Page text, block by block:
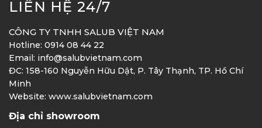
LIÊN HỆ 24/7
CÔNG TY TNHH SALUB VIỆT NAM
Hotline: 0914 08 44 22
Email: info@salubvietnam.com
ĐC: 158-160 Nguyễn Hữu Dật, P. Tây Thạnh, TP. Hồ Chí
Minh
Website: www.salubvietnam.com
Địa chỉ showroom